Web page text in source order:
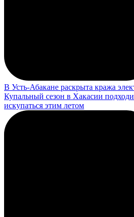
В Усть-Абакане раскрыта кража
Купальный сезон в Хакасии
искупаться этим летом